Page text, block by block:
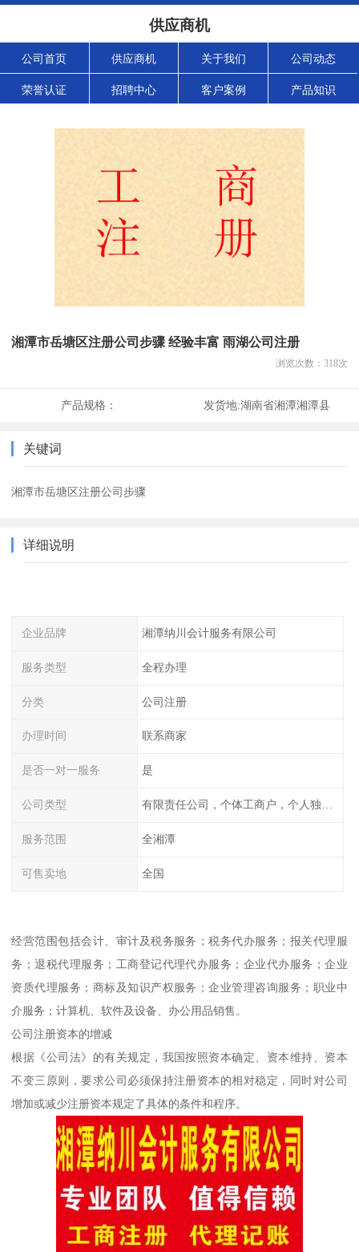
供应商机
公司首页 供应商机 关于我们 公司动态
荣誉认证 招聘中心 客户案例 产品知识
湘潭市岳塘区注册公司步骤 经验丰富 雨湖公司注册
浏览次数： 318次
产品规格： 发货地:湖南省湘潭湘潭县
关键词
湘潭市岳塘区注册公司步骤
详细说明
企业品牌 湘潭纳川会计服务有限公司
服务类型 全程办理
分类 公司注册
办理时间 联系商家
是否一对一服务 是
公司类型
服务范围 全湘潭
可售卖地 全国
经营范围包括会计、审计及税务服务；税务代办服务；报关代理服
务；退税代理服务；工商登记代理代办服务；企业代办服务；企业
资质代理服务；商标及知识产权服务；企业管理咨询服务；职业中
介服务；计算机、软件及设备、办公用品销售。
公司注册资本的增减
根据《公司法》的有关规定，我国按照资本确定、资本维持、资本
不变三原则，要求公司必须保持注册资本的相对稳定，同时对公司
增加或减少注册资本规定了具体的条件和程序。